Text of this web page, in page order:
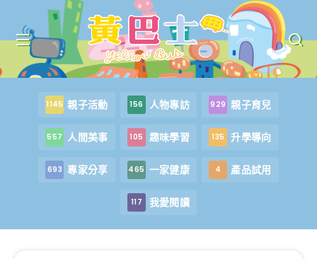
1145 親子活動 156 人物專訪 929 親子育兒
557 人間美事 105 趣味學習 135 升學導向
693 專家分享 465 一家健康 4 產品試用
117 我愛閱讀